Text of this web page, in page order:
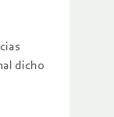
dicho